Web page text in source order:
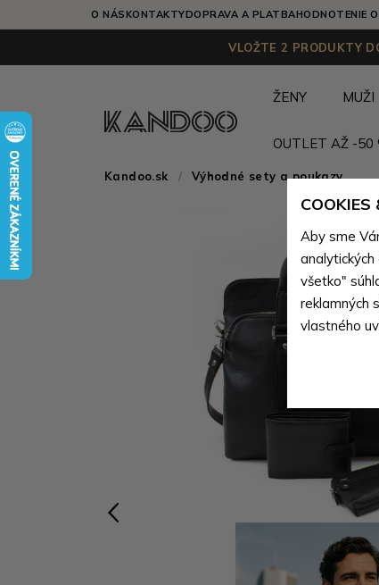
O NÁSKONTAKTYDOPRAVA A PLATBAHODNOTENIE
VLOŽTE 2 PRODUKTY
ŽENY MUŽI
OUTLET AŽ -50
Kandoo.sk Výhodné sety a poukazy
Aby sme
všetko"
reklamných
vlastného